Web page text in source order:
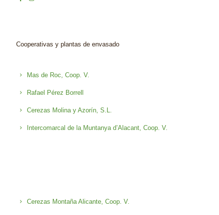
Cooperativas y plantas de envasado
Mas de Roc, Coop. V.
Rafael Pérez Borrell
Cerezas Molina y Azorín, S.L.
Intercomarcal de la Muntanya d’Alacant, Coop. V.
Cerezas Montaña Alicante, Coop. V.